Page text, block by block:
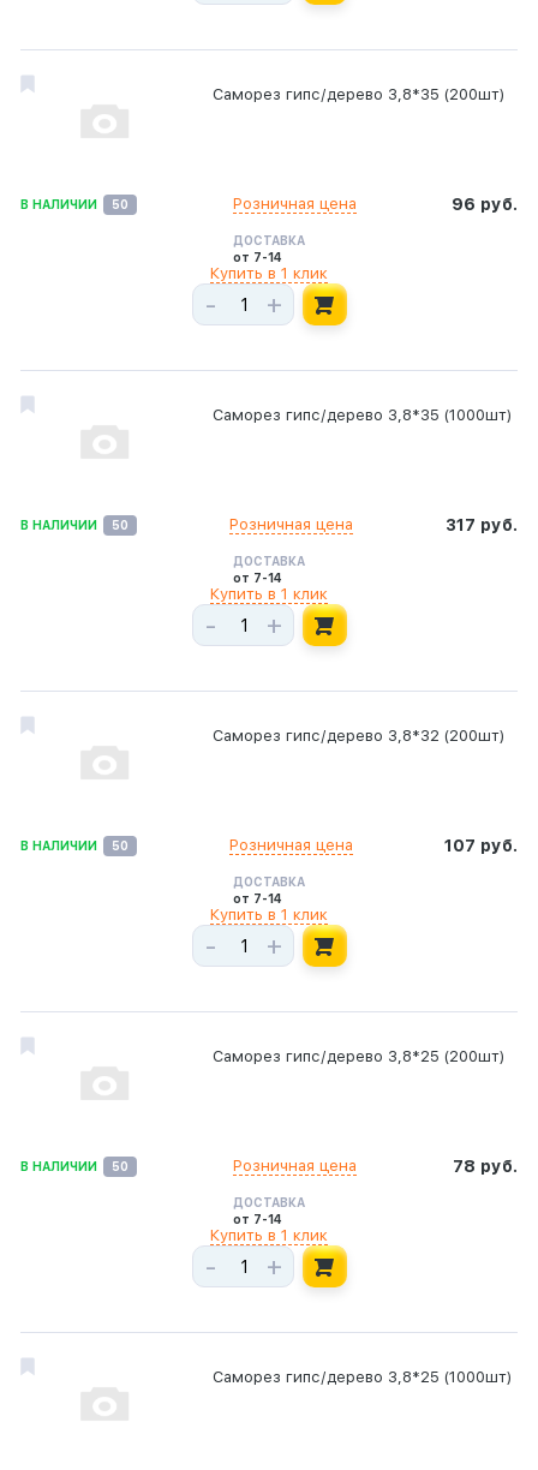
Саморез гипс/дерево 3,8*35 (200шт)
В НАЛИЧИИ 50 96 руб.
Розничная цена
ДОСТАВКА
от 7-14
- +
Купить в 1 клик
Саморез гипс/дерево 3,8*35 (1000шт)
В НАЛИЧИИ 50 317 руб.
Розничная цена
ДОСТАВКА
от 7-14
- +
Купить в 1 клик
Саморез гипс/дерево 3,8*32 (200шт)
В НАЛИЧИИ 50 107 руб.
Розничная цена
ДОСТАВКА
от 7-14
- +
Купить в 1 клик
Саморез гипс/дерево 3,8*25 (200шт)
В НАЛИЧИИ 50 78 руб.
Розничная цена
ДОСТАВКА
от 7-14
- +
Купить в 1 клик
Саморез гипс/дерево 3,8*25 (1000шт)